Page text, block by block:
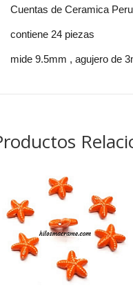
Cuentas de Ceramica
contiene 24 piezas
mide 9.5mm , agujero de